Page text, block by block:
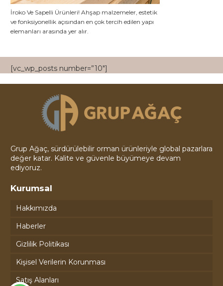
İroko Ve Sapelli Ürünleri! Ahşap malzemeler, estetik
ve fonksiyonellik açısından en çok tercih edilen yapı
elemanları arasında yer alır.
[vc_wp_posts number=”10″]
Grup Ağaç, sürdürülebilir orman ürünleriyle global pazarlara
değer katar. Kalite ve güvenle büyümeye devam
ediyoruz.
Kurumsal
Hakkımızda
Haberler
Gizlilik Politikası
Kişisel Verilerin Korunması
Satış Alanları